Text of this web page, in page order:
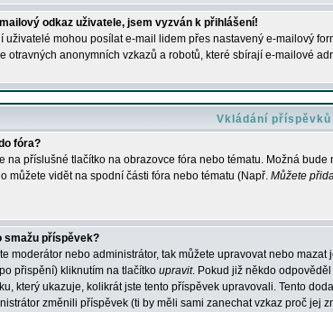
odkaz uživatele, jsem vyzván k přihlášení!
uživatelé mohou posílat e-mail lidem přes nastavený e-mailový
otravných anonymních vzkazů a robotů, které sbírají e-mailové
Vkládání příspěvků
fóra?
na příslušné tlačítko na obrazovce fóra nebo tématu. Možná
můžete vidět na spodní části fóra nebo tématu (Např. Můžete
smažu příspěvek?
moderátor nebo administrátor, tak můžete upravovat nebo
přispění) kliknutím na tlačítko upravit. Pokud již někdo
který ukazuje, kolikrát jste tento příspěvek upravovali. Tento
změnili příspěvek (ti by měli sami zanechat vzkaz proč jej